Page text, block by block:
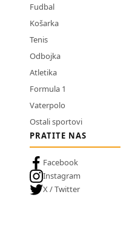
Fudbal
Košarka
Tenis
Odbojka
Atletika
Formula 1
Vaterpolo
Ostali sportovi
PRATITE NAS
Facebook
Instagram
X / Twitter